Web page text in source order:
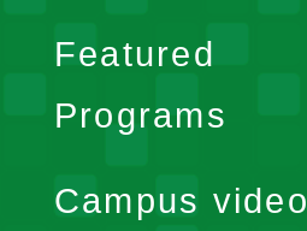
Featured
Programs
Campus video